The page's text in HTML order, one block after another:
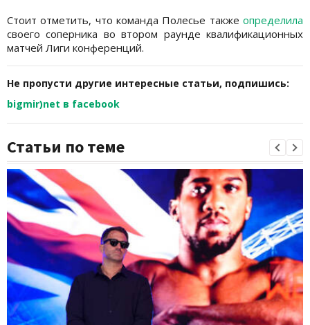
Стоит отметить, что команда Полесье также определила
своего соперника во втором раунде квалификационных
матчей Лиги конференций.
Не пропусти другие интересные статьи, подпишись:
bigmir)net в facebook
Статьи по теме